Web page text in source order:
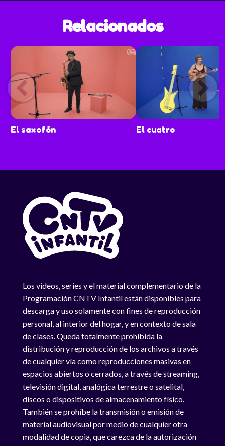
Relacionados
El saxofón El cuatro
Los videos, series y el material complementario de la
Programación CNTV Infantil están disponibles para
descarga y uso solamente con fines de reproducción
personal, al interior del hogar, y en contexto de sala
de clases. Queda totalmente prohibida la
distribución y reproducción de los archivos a través
de cualquier vía como reproducciones masivas en
espacios abiertos o cerrados, a través de streaming,
televisión digital, analógica terrestre o satelital,
discos o dispositivos de almacenamiento físico.
También se prohíbe la transmisión o emisión de
material audiovisual por medio de cualquier otra
modalidad de copia, que carezca de la autorización